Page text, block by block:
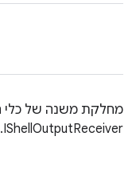
IShellOutputReceiver.